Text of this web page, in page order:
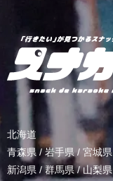
北海道
青森県 / 岩手県/ 宮城県
新潟県 /群馬県/山梨県